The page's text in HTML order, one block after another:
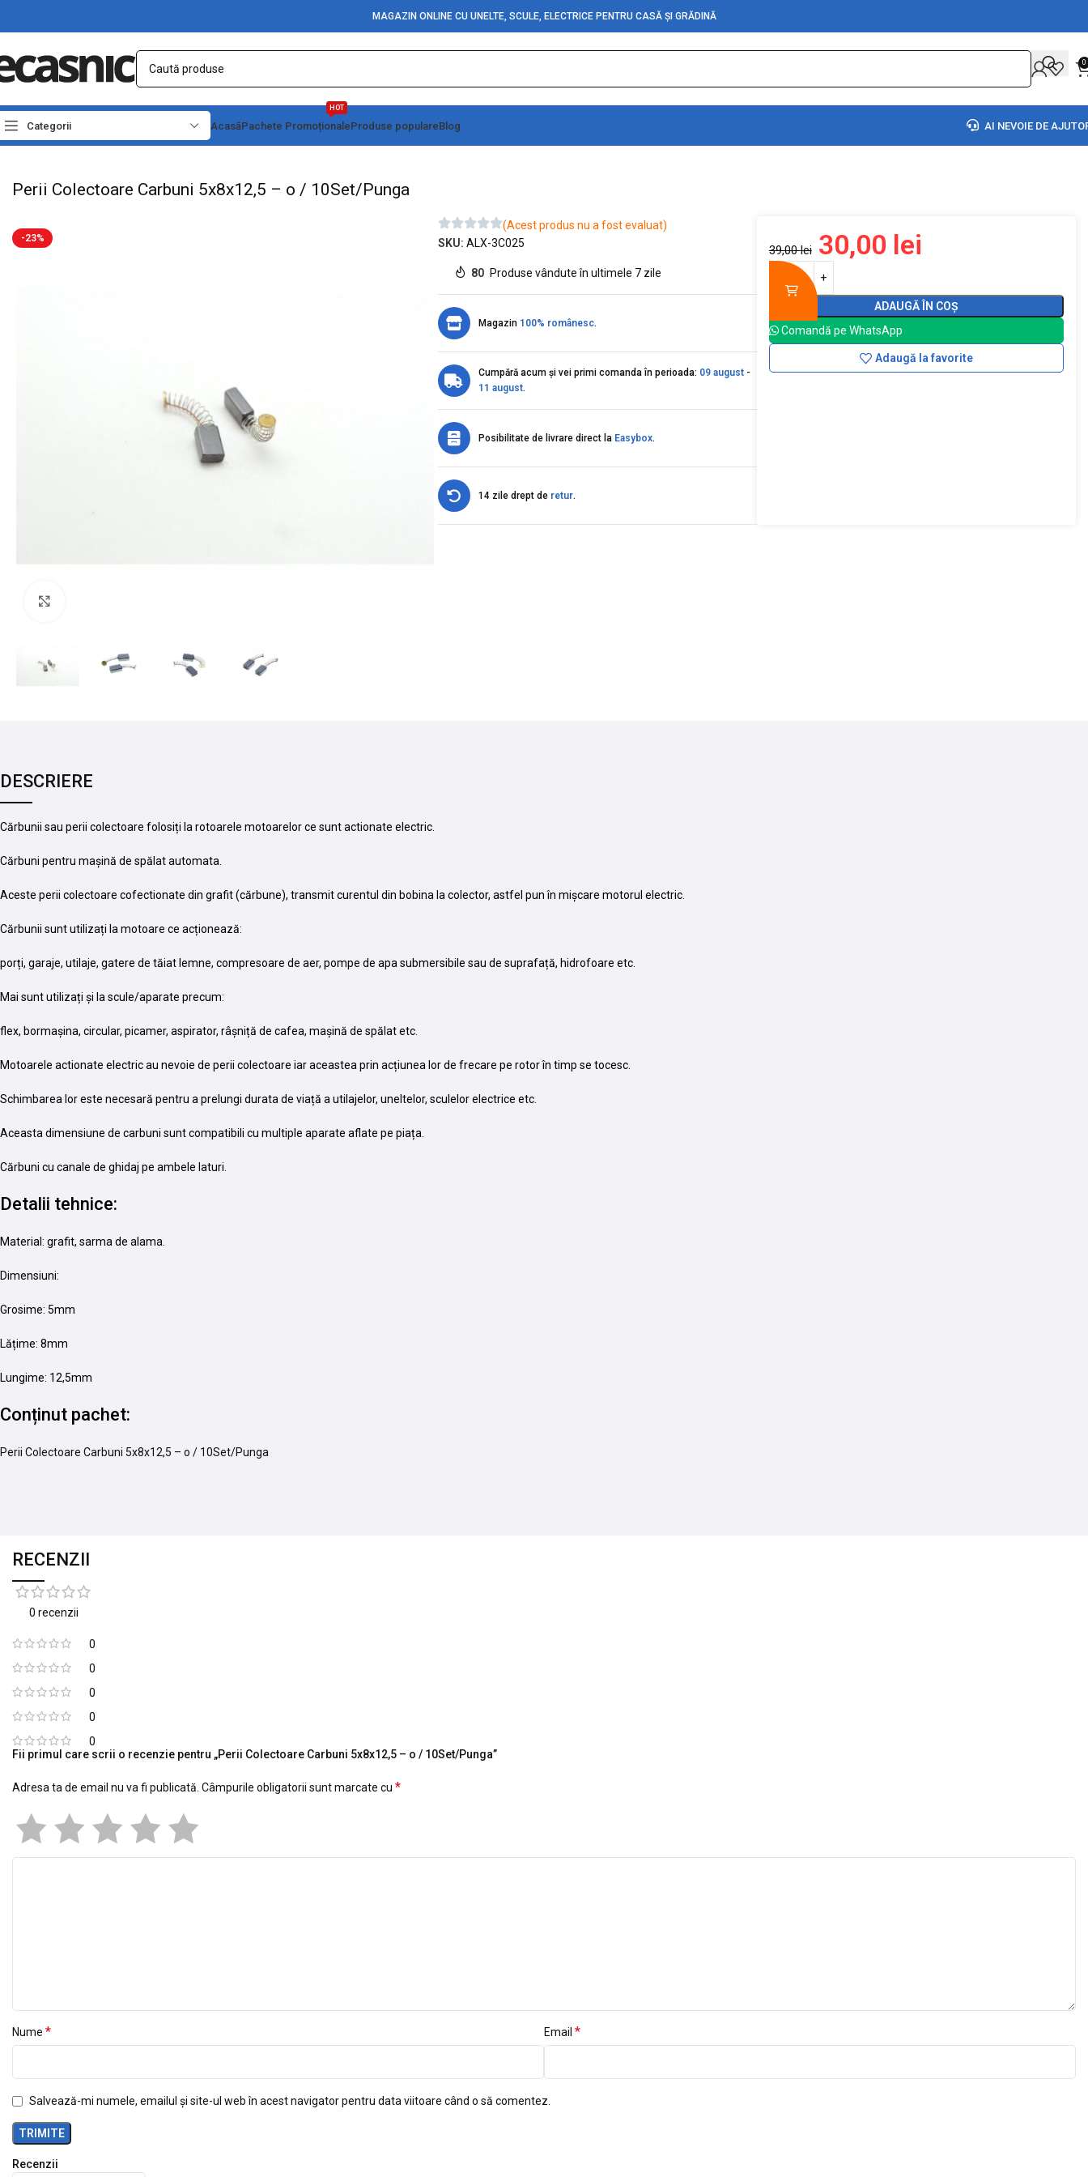
MAGAZIN ONLINE CU UNELTE, SCULE, ELECTRICE PENTRU CASĂ ȘI GRĂDINĂ
0
Categorii AcasăPachete Promoționale
HOT
Produse populareBlog AI NEVOIE DE
Prima pagină Casă Accesorii Motoare-Pompe
Perii Colectoare Carbuni 5x8x12,5 – o / 10Set/Punga
-23%
(Acest produs nu a fost evaluat)
SKU: ALX-3C025
80 Produse vândute în ultimele 7 zile
Magazin 100% românesc.
Cumpără acum și vei primi comanda în perioada: 09 august-
11 august.
Posibilitate de livrare direct la Easybox.
14 zile drept de retur.
39,00lei 30,00 lei
ADAUGĂ ÎN COȘ
Comandă pe WhatsApp
Adaugă la favorite
DESCRIERE
Cărbunii sau perii colectoare folosiți la rotoarele motoarelor ce sunt actionate electric.
Cărbuni pentru mașină de spălat automata.
Aceste perii colectoare cofectionate din grafit (cărbune), transmit curentul din bobina la colector, astfel pun în mișcare motorul electric.
Cărbunii sunt utilizați la motoare ce acționează:
porți, garaje, utilaje, gatere de tăiat lemne, compresoare de aer, pompe de apa submersibile sau de suprafață, hidrofoare etc.
Mai sunt utilizați și la scule/aparate precum:
flex, bormașina, circular, picamer, aspirator, râșniță de cafea, mașină de spălat etc.
Motoarele actionate electric au nevoie de perii colectoare iar aceastea prin acțiunea lor de frecare pe rotor în timp se tocesc.
Schimbarea lor este necesară pentru a prelungi durata de viață a utilajelor, uneltelor, sculelor electrice etc.
Aceasta dimensiune de carbuni sunt compatibili cu multiple aparate aflate pe piața.
Cărbuni cu canale de ghidaj pe ambele laturi.
Detalii tehnice:
Material: grafit, sarma de alama.
Dimensiuni:
Grosime: 5mm
Lățime: 8mm
Lungime: 12,5mm
Conținut pachet:
Perii Colectoare Carbuni 5x8x12,5 – o / 10Set/Punga
RECENZII
0 recenzii
0
0
0
0
0
Recenzii
Fii primul care scrii o recenzie pentru „Perii Colectoare Carbuni 5x8x12,5 – o / 10Set/Punga”
Adresa ta de email nu va fi publicată. Câmpurile obligatorii sunt marcate cu *
Nume * Email *
Salvează-mi numele, emailul și site-ul web în acest navigator pentru data viitoare când o să comentez.